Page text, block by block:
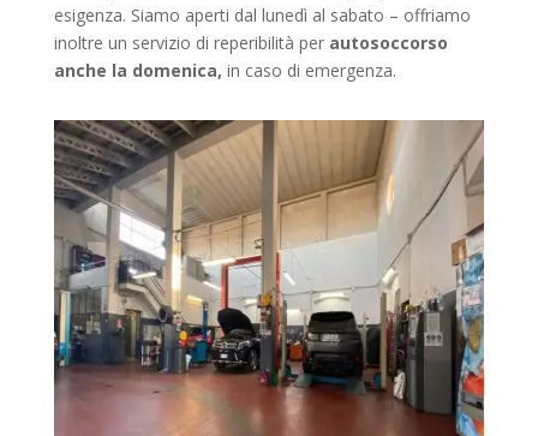
esigenza. Siamo aperti dal lunedì al sabato – offriamo
inoltre un servizio di reperibilità per autosoccorso
anche la domenica, in caso di emergenza.